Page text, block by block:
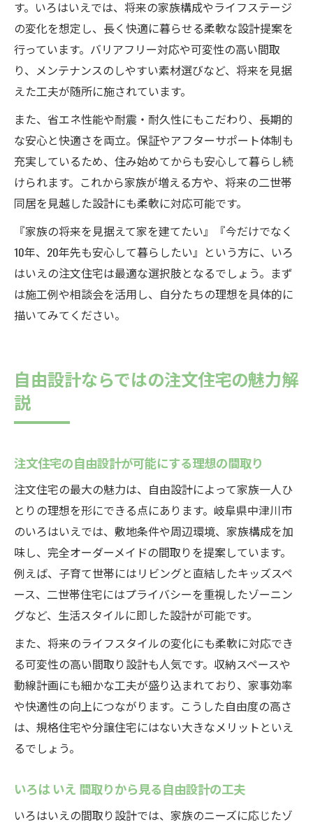
す。いろはいえでは、将来の家族構成やライフステージ
の変化を想定し、長く快適に暮らせる柔軟な設計提案を
行っています。バリアフリー対応や可変性の高い間取
り、メンテナンスのしやすい素材選びなど、将来を見据
えた工夫が随所に施されています。
また、省エネ性能や耐震・耐久性にもこだわり、長期的
な安心と快適さを両立。保証やアフターサポート体制も
充実しているため、住み始めてからも安心して暮らし続
けられます。これから家族が増える方や、将来の二世帯
同居を見越した設計にも柔軟に対応可能です。
『家族の将来を見据えて家を建てたい』『今だけでなく
10年、20年先も安心して暮らしたい』という方に、いろ
はいえの注文住宅は最適な選択肢となるでしょう。まず
は施工例や相談会を活用し、自分たちの理想を具体的に
描いてみてください。
自由設計ならではの注文住宅の魅力解
説
注文住宅の自由設計が可能にする理想の間取り
注文住宅の最大の魅力は、自由設計によって家族一人ひ
とりの理想を形にできる点にあります。岐阜県中津川市
のいろはいえでは、敷地条件や周辺環境、家族構成を加
味し、完全オーダーメイドの間取りを提案しています。
例えば、子育て世帯にはリビングと直結したキッズスペ
ース、二世帯住宅にはプライバシーを重視したゾーニン
グなど、生活スタイルに即した設計が可能です。
また、将来のライフスタイルの変化にも柔軟に対応でき
る可変性の高い間取り設計も人気です。収納スペースや
動線計画にも細かな工夫が盛り込まれており、家事効率
や快適性の向上につながります。こうした自由度の高さ
は、規格住宅や分譲住宅にはない大きなメリットといえ
るでしょう。
いろは いえ 間取りから見る自由設計の工夫
いろはいえの間取り設計では、家族のニーズに応じたゾ